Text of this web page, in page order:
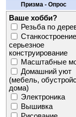
Призма - Опрос
Ваше хобби?
Резьба по
серьезное
конструирование
Масштабные
Домашний уют
(мебель,
дома)
Электроника
Вышивка